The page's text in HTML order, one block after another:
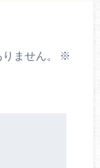
ません。
※